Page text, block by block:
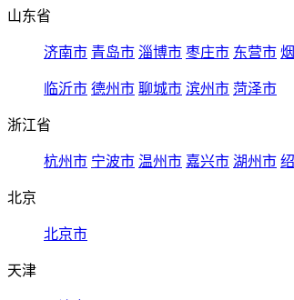
山东省
济南市 青岛市 淄博市 枣庄市 东营市
临沂市 德州市 聊城市 滨州市 菏泽市
浙江省
杭州市 宁波市 温州市 嘉兴市 湖州市
北京
北京市
天津